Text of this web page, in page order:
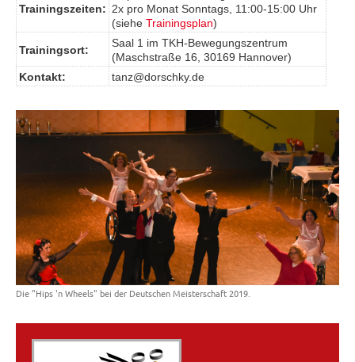
Trainingszeiten: 2x pro Monat Sonntags, 11:00-15:00 Uhr
(siehe Trainingsplan)
Trainingsort:
Saal 1 im TKH-Bewegungszentrum
(Maschstraße 16, 30169 Hannover)
Kontakt:
tanz@dorschky.de
Die "Hips 'n Wheels" bei der Deutschen Meisterschaft 2019.